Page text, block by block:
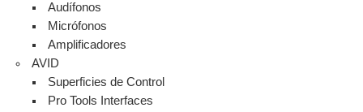
Audífonos
Micrófonos
Amplificadores
AVID
Superficies de Control
Pro Tools Interfaces